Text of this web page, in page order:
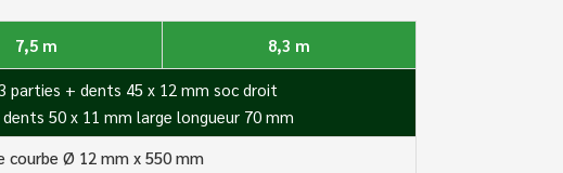
7,5 m 8,3 m
parties + dents 45 x 12 mm soc droit
50 x 11 mm large longueur 70 mm
courbe Ø 12 mm x 550 mm